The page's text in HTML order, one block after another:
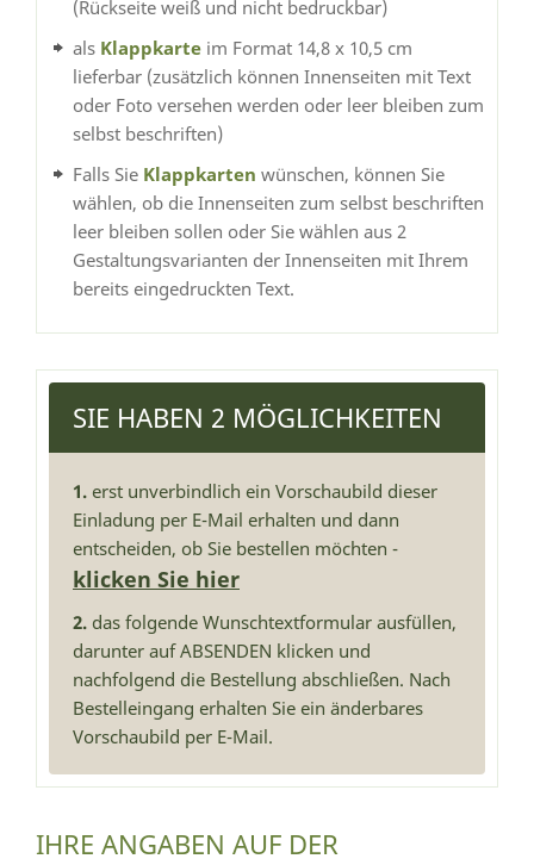
(Rückseite weiß und nicht bedruckbar)
als Klappkarte im Format 14,8 x 10,5 cm
lieferbar (zusätzlich können Innenseiten mit Text
oder Foto versehen werden oder leer bleiben zum
selbst beschriften)
Falls Sie Klappkarten wünschen, können Sie
wählen, ob die Innenseiten zum selbst beschriften
leer bleiben sollen oder Sie wählen aus 2
Gestaltungsvarianten der Innenseiten mit Ihrem
bereits eingedruckten Text.
SIE HABEN 2 MÖGLICHKEITEN
1. erst unverbindlich ein Vorschaubild dieser
Einladung per E-Mail erhalten und dann
entscheiden, ob Sie bestellen möchten -
klicken Sie hier
2. das folgende Wunschtextformular ausfüllen,
darunter auf ABSENDEN klicken und
nachfolgend die Bestellung abschließen. Nach
Bestelleingang erhalten Sie ein änderbares
Vorschaubild per E-Mail.
IHRE ANGABEN AUF DER